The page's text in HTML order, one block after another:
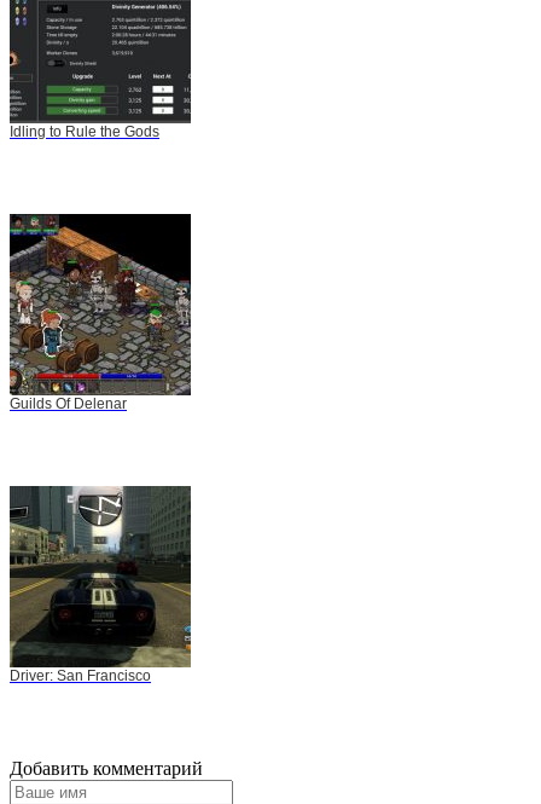
Idling to Rule the Gods
Guilds Of Delenar
Driver: San Francisco
Добавить комментарий